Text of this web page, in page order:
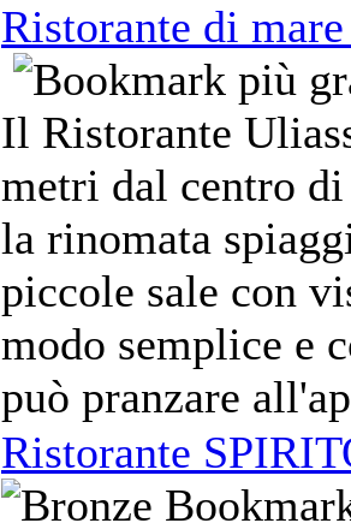
Ristorante di
Il Ristorante
metri dal centro
la rinomata
piccole sale con
modo semplice e
può pranzare
Ristorante